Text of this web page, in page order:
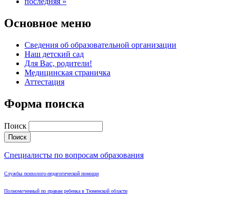
Основное меню
Сведения об образовательной организации
Наш детский сад
Для Вас, родители!
Медицинская страничка
Аттестация
Форма поиска
Поиск
Специалисты по вопросам образования
Службы психолого-педагогической помощи
Полномоченный по правам ребенка в Тюменской области